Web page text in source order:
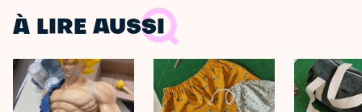
À LIRE AUSSI